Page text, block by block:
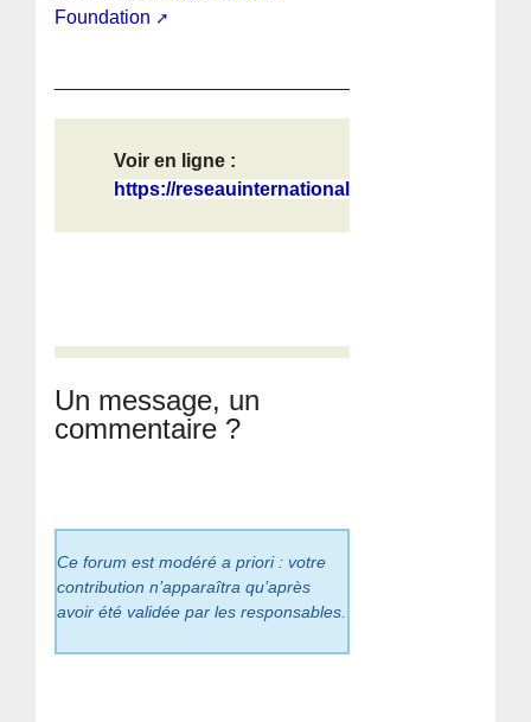
Foundation
Voir en ligne :
https://reseauinternational.net/et-...
Un message, un
commentaire ?
Ce forum est modéré a priori : votre
contribution n’apparaîtra qu’après
avoir été validée par les responsables.